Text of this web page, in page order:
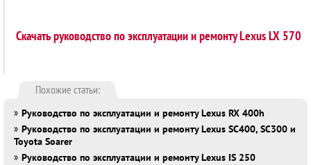
Скачать руководство по эксплуатации и ремонту Lexus LX 570
Похожие статьи:
» Руководство по эксплуатации и ремонту Lexus RX 400h
» Руководство по эксплуатации и ремонту Lexus SC400, SC300 и
Toyota Soarer
» Руководство по эксплуатации и ремонту Lexus IS 250